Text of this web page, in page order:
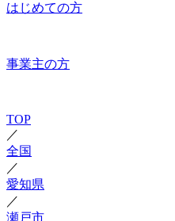
はじめての方
事業主の方
TOP
／
全国
／
愛知県
／
瀬戸市